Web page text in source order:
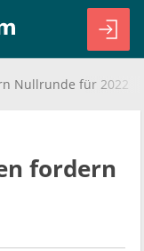
Nullrunde für 2022
fordern